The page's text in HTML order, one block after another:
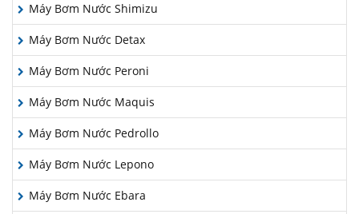
Máy Bơm Nước Shimizu
Máy Bơm Nước Detax
Máy Bơm Nước Peroni
Máy Bơm Nước Maquis
Máy Bơm Nước Pedrollo
Máy Bơm Nước Lepono
Máy Bơm Nước Ebara